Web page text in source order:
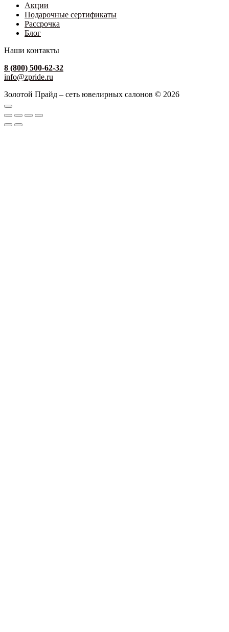
Акции
Подарочные сертификаты
Рассрочка
Блог
Наши контакты
8 (800) 500-62-32
info@zpride.ru
Золотой Прайд – сеть ювелирных салонов © 2026